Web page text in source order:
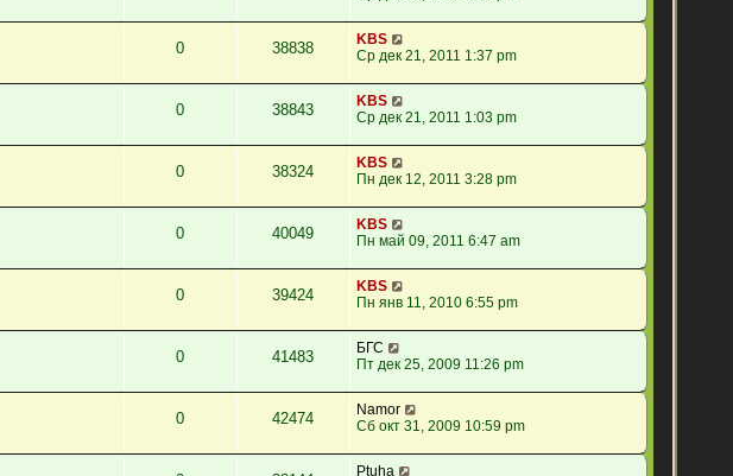
0 38838
KBS
Ср дек 21, 2011 1:37 pm
0 38843
KBS
Ср дек 21, 2011 1:03 pm
0 38324
KBS
Пн дек 12, 2011 3:28 pm
0 40049
KBS
Пн май 09, 2011 6:47 am
0 39424
KBS
Пн янв 11, 2010 6:55 pm
0 41483
БГС
Пт дек 25, 2009 11:26 pm
0 42474
Namor
Сб окт 31, 2009 10:59 pm
Ptuha